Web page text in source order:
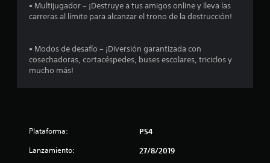
r
l
• Multijugador – ¡Destruye a tus amigos online y lleva las
carreras al límite para alcanzar el trono de la destrucción!
• Modos de desafío – ¡Diversión garantizada con
cosechadoras, cortacéspedes, buses escolares, triciclos y
mucho más!
Plataforma: PS4
Lanzamiento: 27/8/2019